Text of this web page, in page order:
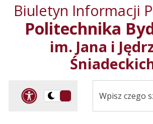
Biuletyn Informacji
Politechnika
im. Jana i
Panel
Przelącz